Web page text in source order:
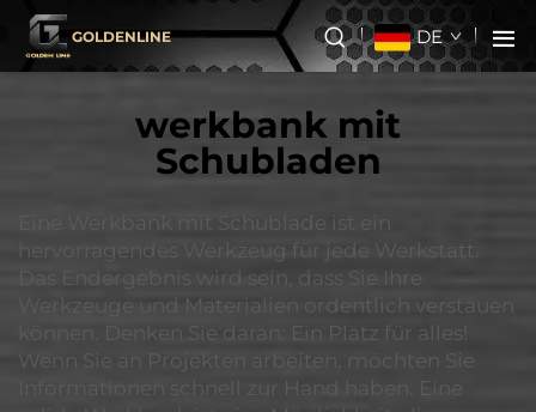
GOLDENLINE DE
werkbank mit
Schubladen
Eine Werkbank mit Schublade ist ein
hervorragendes Werkzeug für jede Werkstatt.
Das Endergebnis wird sein, dass Sie Ihre
Werkzeuge und Materialien ordentlich verstauen
können. Denken Sie daran: Ein Platz für alles!
Wenn Sie an Projekten arbeiten, möchten Sie
Informationen schnell zur Hand haben. Eine